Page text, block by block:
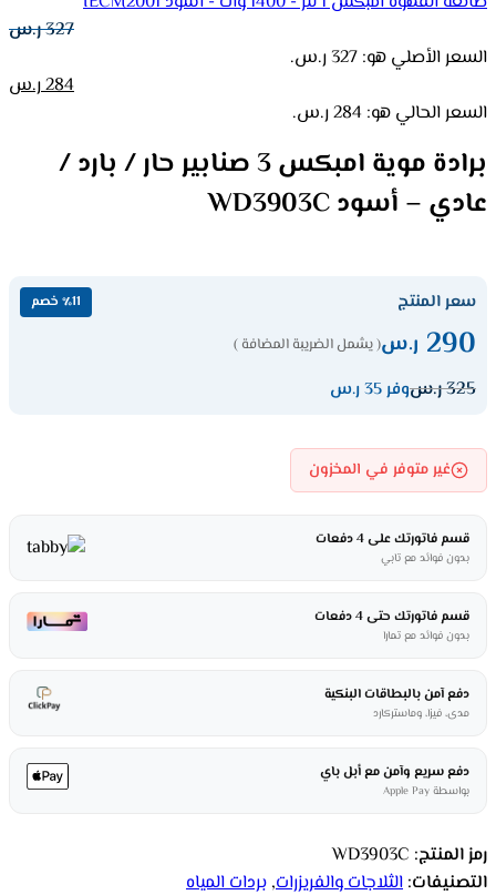
327ر.س
السعر الأصلي هو: 327 ر.س.
284ر.س
السعر الحالي هو: 284 ر.س.
برادة موية امبكس 3 صنابير حار / بارد /
عادي – أسود WD3903C
سعر المنتج ٪11 خصم
290 ر.س( يشمل الضريبة المضافة )
325ر.سوفر 35 ر.س
غير متوفر في المخزون
قسم فاتورتك على 4 دفعات
بدون فوائد مع تابي
قسم فاتورتك حتى 4 دفعات
بدون فوائد مع تمارا
دفع آمن بالبطاقات البنكية
مدى، فيزا، وماستركارد
دفع سريع وآمن مع أبل باي
بواسطة Apple Pay
رمز المنتج: WD3903C
التصنيفات: الثلاجات والفريزرات, بردات المياه